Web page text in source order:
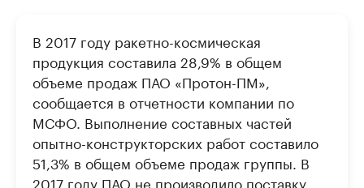
В 2017 году ракетно-космическая
продукция составила 28,9% в общем
объеме продаж ПАО «Протон-ПМ»,
сообщается в отчетности компании по
МСФО. Выполнение составных частей
опытно-конструкторских работ составило
51,3% в общем объеме продаж группы. В
2017 году ПАО не производило поставку